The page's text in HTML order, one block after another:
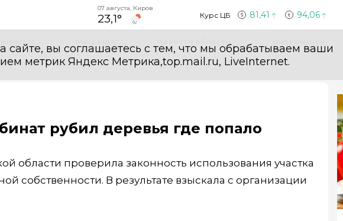
07 августа, Киров
23,1° Курс ЦБ 81,41 94,06
сайте, вы соглашаетесь с тем, что мы обрабатываем ваши
метрик Яндекс Метрика,top.mail.ru, LiveInternet.
рубил деревья где попало
области проверила законность использования участка
собственности. В результате взыскала с организации